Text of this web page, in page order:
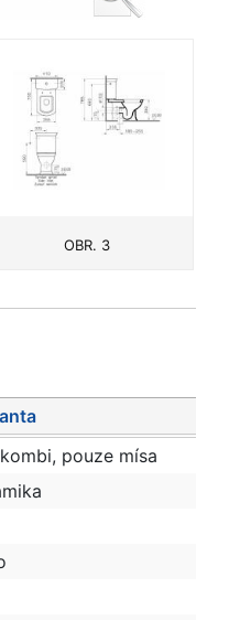
OBR. 3
pouze mísa